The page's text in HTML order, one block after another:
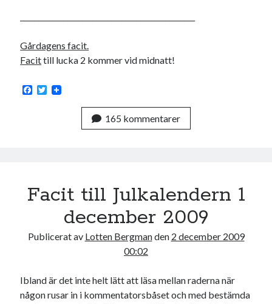
Bokstävlar & AI – mitt levebröd. Gå en kurs!
Godisbrödet från himlen
Lotten som Sommarpratare (i fantasin alltså: grupp på FB)
Meta
Flöde för kommentarer
Gårdagens facit.
Facittill lucka 2 kommer vid midnatt!
F
T
165 kommentarer
Facit till Julkalendern 1
december 2009
Publicerat av Lotten Bergmanden 2 december 2009
00:02
Ibland är det inte helt lätt att läsa mellan raderna när
någon rusar in i kommentatorsbåset och med bestämda